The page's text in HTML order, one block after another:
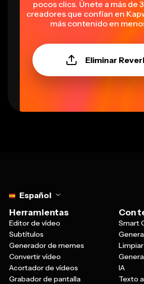
pocos clics. Únete a más de
creadores que confían en
más contenido en
Eliminar
Español
Herramientas
Editor de vídeo
Subtítulos
Generador de memes
Convertir vídeo
Acortador de vídeos
Grabador de pantalla
Con
Smart
IA
Texto